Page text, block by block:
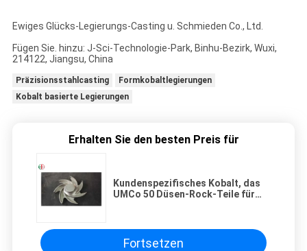
Ewiges Glücks-Legierungs-Casting u. Schmieden Co., Ltd.
Fügen Sie. hinzu: J-Sci-Technologie-Park, Binhu-Bezirk, Wuxi,
214122, Jiangsu, China
Präzisionsstahlcasting
Formkobaltlegierungen
Kobalt basierte Legierungen
Erhalten Sie den besten Preis für
Kundenspezifisches Kobalt, das
UMCo 50 Düsen-Rock-Teile für
Fortsetzen